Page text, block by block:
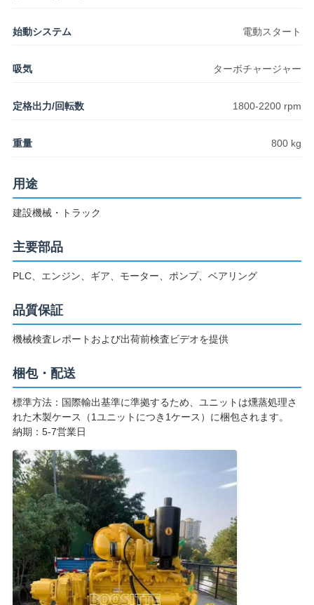
ー
ス
例
SITEMAP
PRIVACY
POLICY
始動システム 電動スタート
吸気 ターボチャージャー
定格出力/回転数 1800-2200 rpm
重量 800 kg
用途
建設機械・トラック
主要部品
PLC、エンジン、ギア、モーター、ポンプ、ベアリング
品質保証
機械検査レポートおよび出荷前検査ビデオを提供
梱包・配送
標準方法：国際輸出基準に準拠するため、ユニットは燻蒸処理さ
れた木製ケース（1ユニットにつき1ケース）に梱包されます。
納期：5-7営業日